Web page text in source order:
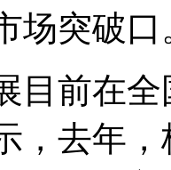
场突破
目前在
，去年